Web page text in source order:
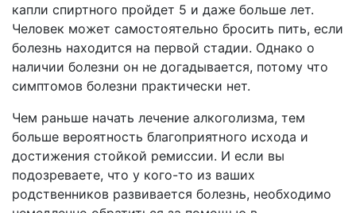
капли спиртного пройдет 5 и даже больше лет.
Человек может самостоятельно бросить пить, если
болезнь находится на первой стадии. Однако о
наличии болезни он не догадывается, потому что
симптомов болезни практически нет.
Чем раньше начать лечение алкоголизма, тем
больше вероятность благоприятного исхода и
достижения стойкой ремиссии. И если вы
подозреваете, что у кого-то из ваших
родственников развивается болезнь, необходимо